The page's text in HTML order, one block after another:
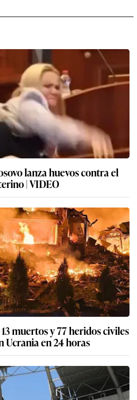
lanza huevos contra el
| VIDEO
muertos y 77 heridos civiles
Ucrania en 24 horas